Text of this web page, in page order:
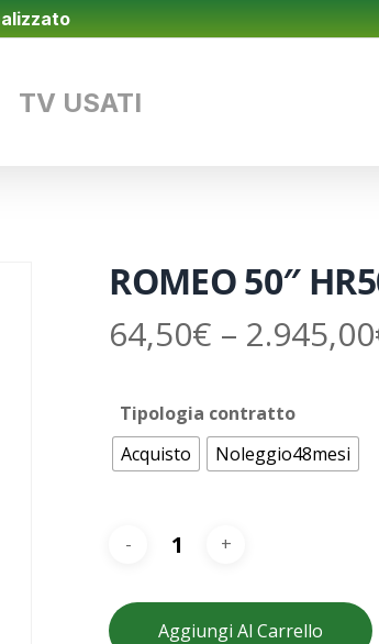
TV USATI
ROMEO 50″
64,50€ – 2.945,00
Tipologia contratto
Acquisto
Noleggio48mesi
Aggiungi Al Carrello